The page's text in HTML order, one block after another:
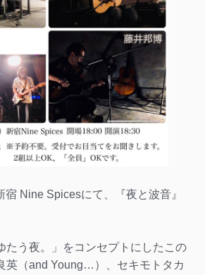
宿 Nine Spicesにて、『夜と波音』
たう夜。」をコンセプトにしたこの
英（and Young…）、セキモトタカ